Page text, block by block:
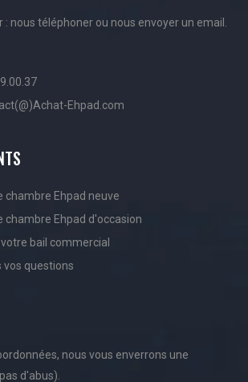
: nous téléphoner ou nous envoyer un email.
Ehpad.com
chambre Ehpad neuve
chambre Ehpad d'occasion
bail commercial
vos questions
nous vous enverrons une
d'abus).